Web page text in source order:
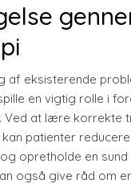
af eksisterende
en vigtig rolle i
Ved at lære korrekte
patienter
opretholde en sund
også give råd om